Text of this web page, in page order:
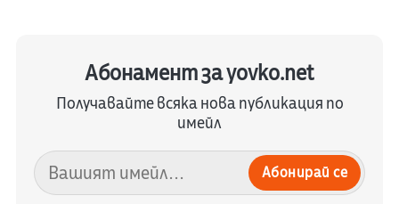
Абонамент за yovko.net
Получавайте всяка нова публикация по
имейл
Абонирай се